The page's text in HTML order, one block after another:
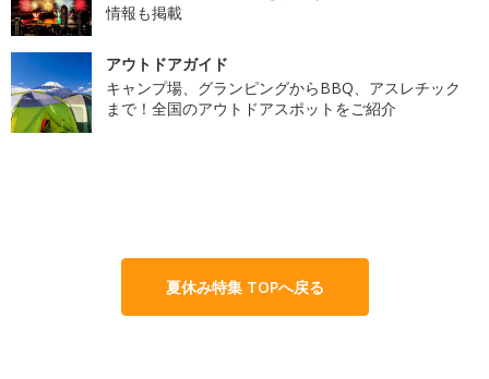
情報も掲載
アウトドアガイド
キャンプ場、グランピングからBBQ、アスレチック
まで！全国のアウトドアスポットをご紹介
夏休み特集 TOPへ戻る